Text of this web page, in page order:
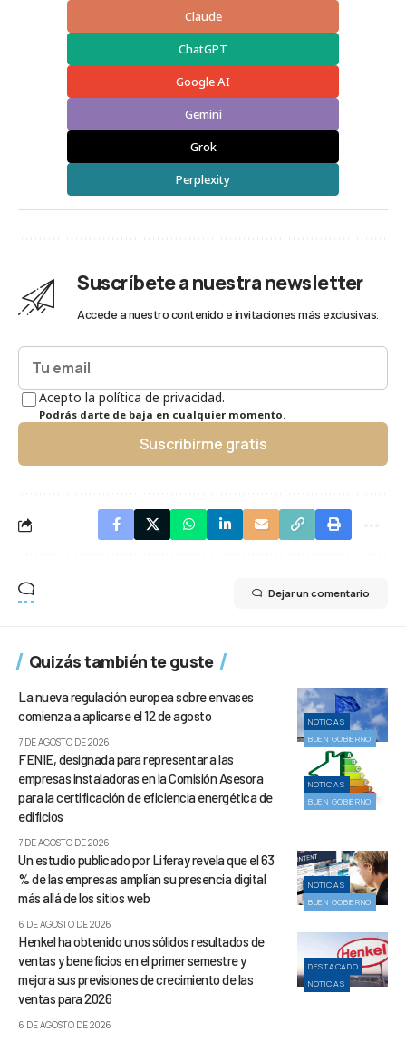
Claude
ChatGPT
Google AI
Gemini
Grok
Perplexity
Suscríbete a nuestra newsletter
Accede a nuestro contenido e invitaciones más exclusivas.
Acepto la política de privacidad.
Podrás darte de baja en cualquier momento.
Suscribirme gratis
Dejar un comentario
Quizás también te guste
NOTICIAS
BUEN GOBIERNO
La nueva regulación europea sobre envases
comienza a aplicarse el 12 de agosto
7 DE AGOSTO DE 2026
NOTICIAS
BUEN GOBIERNO
FENIE, designada para representar a las
empresas instaladoras en la Comisión Asesora
para la certificación de eficiencia energética de
edificios
7 DE AGOSTO DE 2026
NOTICIAS
BUEN GOBIERNO
Un estudio publicado por Liferay revela que el 63
% de las empresas amplían su presencia digital
más allá de los sitios web
6 DE AGOSTO DE 2026
DESTACADO
NOTICIAS
Henkel ha obtenido unos sólidos resultados de
ventas y beneficios en el primer semestre y
mejora sus previsiones de crecimiento de las
ventas para 2026
6 DE AGOSTO DE 2026